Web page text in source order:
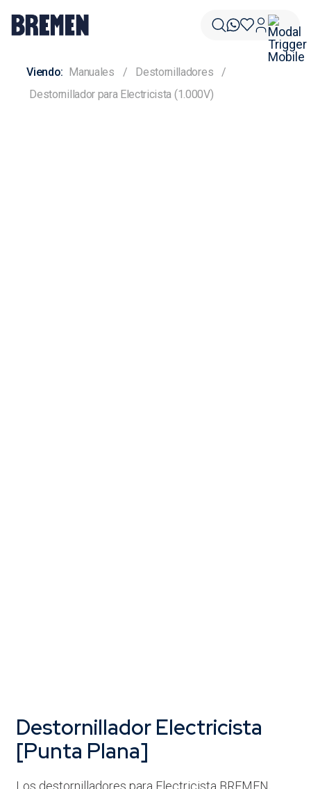
Manuales
Destornilladores
Destornillador para Electricista (1.000V)
Destornillador Electricista
[Punta Plana]
Los destornilladores para Electricista BREMEN,